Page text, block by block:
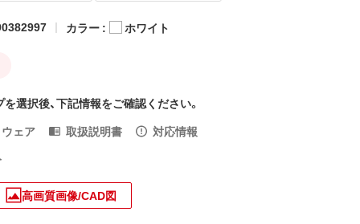
カラー : ホワイト
選択後、下記情報をご確認ください。
ェア
取扱説明書
対応情報
高画質画像/CAD図